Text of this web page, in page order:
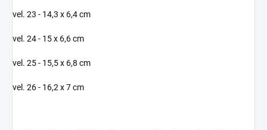
vel. 23 - 14,3 x 6,4 cm
vel. 24 - 15 x 6,6 cm
vel. 25 - 15,5 x 6,8 cm
vel. 26 - 16,2 x 7 cm